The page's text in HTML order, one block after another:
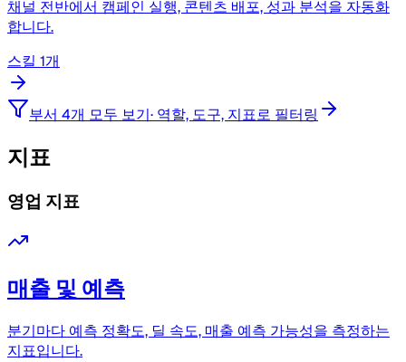
채널 전반에서 캠페인 실행, 콘텐츠 배포, 성과 분석을 자동화
합니다.
스킬 1개
부서 4개 모두 보기· 역할, 도구, 지표로 필터링
지표
영업 지표
매출 및 예측
분기마다 예측 정확도, 딜 속도, 매출 예측 가능성을 측정하는
지표입니다.